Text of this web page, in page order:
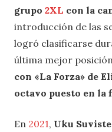
grupo 2XL con la
introducción de las
logró clasificarse
última mejor
con «La Forza» de
octavo puesto en la
En 2021, Uku